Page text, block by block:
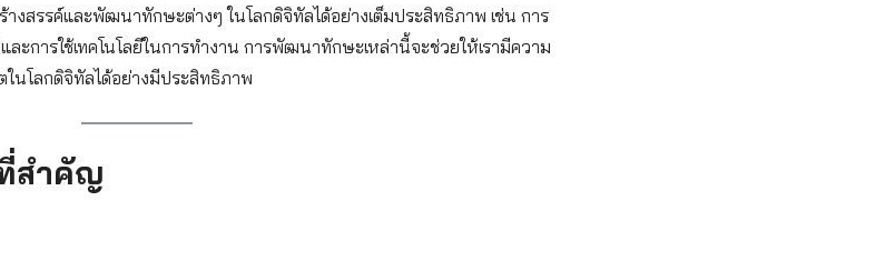
งสรรค์และพัฒนาทักษะต่างๆ ในโลกดิจิทัลได้อย่างเต็มประสิทธิภาพ เช่น การ
ะการใช้เทคโนโลยีในการทำงาน การพัฒนาทักษะเหล่านี้จะช่วยให้เรามีความ
ในโลกดิจิทัลได้อย่างมีประสิทธิภาพ
สำคัญ